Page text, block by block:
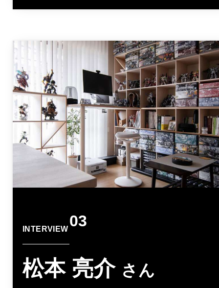
INTERVIEW 03
松本 亮介 さん